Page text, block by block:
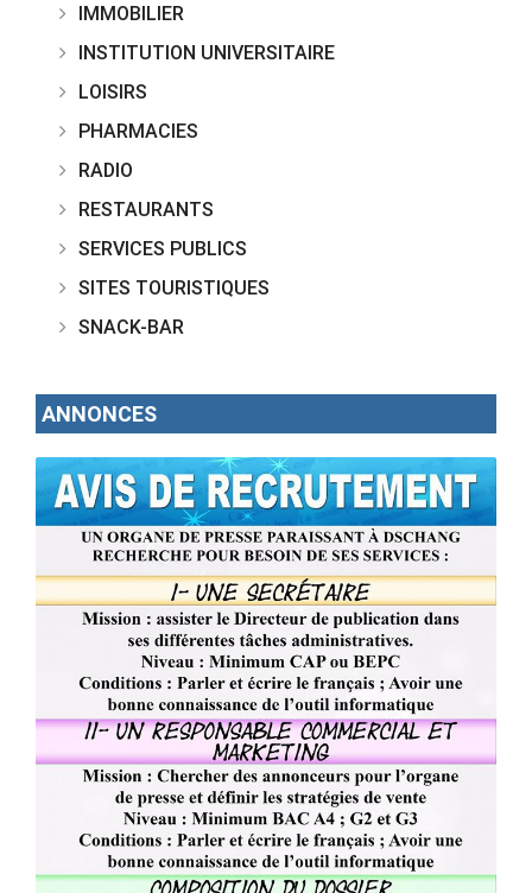
IMMOBILIER
INSTITUTION UNIVERSITAIRE
LOISIRS
PHARMACIES
RADIO
RESTAURANTS
SERVICES PUBLICS
SITES TOURISTIQUES
SNACK-BAR
ANNONCES